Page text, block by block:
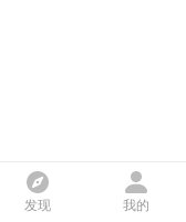
发现 我的